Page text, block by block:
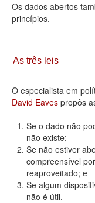
Agenda
Contato
Os dados abertos
princípios.
As três leis
O especialista em
David Eaves propôs
Se o dado não
não existe;
Se não estiver
compreensível
reaproveitado; e
Se algum
não é útil.